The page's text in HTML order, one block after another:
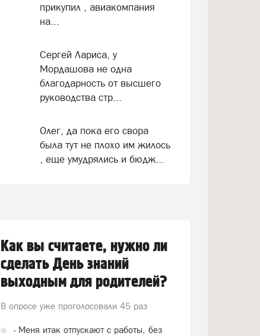
прикупил , авиакомпания
на...
Сергей Лариса, у
Мордашова не одна
благодарность от высшего
руководства стр...
Олег, да пока его свора
была тут не плохо им жилось
, еще умудрялись и бюдж...
Как вы считаете, нужно ли
сделать День знаний
выходным для родителей?
В опросе уже проголосовали 45 раз
- Меня итак отпускают с работы, без